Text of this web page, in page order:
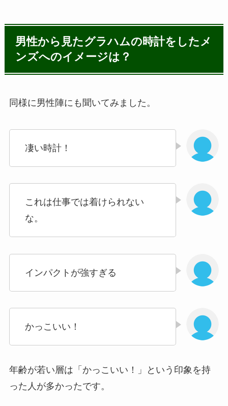
男性から見たグラハムの時計をしたメ
ンズへのイメージは？
同様に男性陣にも聞いてみました。
凄い時計！
これは仕事では着けられない
な。
インパクトが強すぎる
かっこいい！
年齢が若い層は「かっこいい！」という印象を持
った人が多かったです。